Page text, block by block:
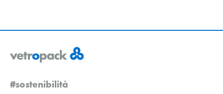
#sostenibilità